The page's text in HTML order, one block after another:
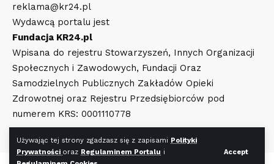
Używając tej strony zgadzasz się z zapisami Polityki
Prywatności oraz Regulaminem Portalu i
Accept
reklama@kr24.pl
Wydawcą portalu jest
Fundacja KR24.pl
Wpisana do rejestru Stowarzyszeń, Innych Organizacji
Społecznych i Zawodowych, Fundacji Oraz
Samodzielnych Publicznych Zakładów Opieki
Zdrowotnej oraz Rejestru Przedsiębiorców pod
numerem KRS: 0001110778